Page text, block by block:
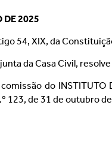
DE 2025
54, XIX, da
da Casa Civil, resolve
do INSTITUTO DE
123, de 31 de outubro